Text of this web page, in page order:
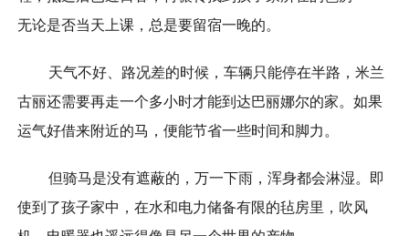
无论是否当天上课，总是要留宿一晚的。
天气不好、路况差的时候，车辆只能停在半路，米兰
古丽还需要再走一个多小时才能到达巴丽娜尔的家。如果
运气好借来附近的马，便能节省一些时间和脚力。
但骑马是没有遮蔽的，万一下雨，浑身都会淋湿。即
使到了孩子家中，在水和电力储备有限的毡房里，吹风